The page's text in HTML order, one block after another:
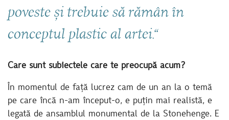
poveste și trebuie să rămân în
conceptul plastic al artei.“
Care sunt subiectele care te preocupă acum?
În momentul de față lucrez cam de un an la o temă
pe care încă n-am început-o, e puțin mai realistă, e
legată de ansamblul monumental de la Stonehenge. E